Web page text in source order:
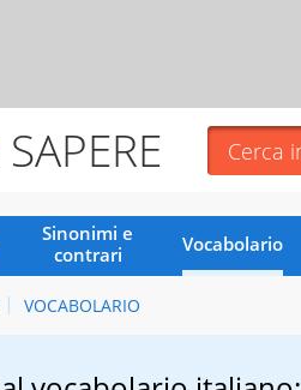
SAPERE
Sinonimi e
contrari
Vocabolario
VOCABOLARIO